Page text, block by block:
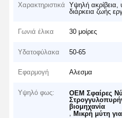
Χαρακτηριστικά
Υψηλή
διάρκεια ζωής
Γωνιά έλικα 30 μοίρες
Υδατοφύλακα 50-65
Εφαρμογή Αλεσμα
Υψηλό φως: OEM Σφαίρες
βιομηχανία
,Μικρή μύτη